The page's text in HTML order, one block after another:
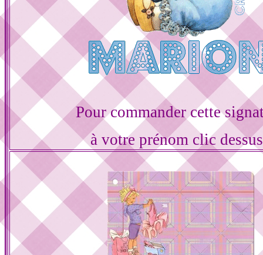
Pour commander cette
à votre prénom clic